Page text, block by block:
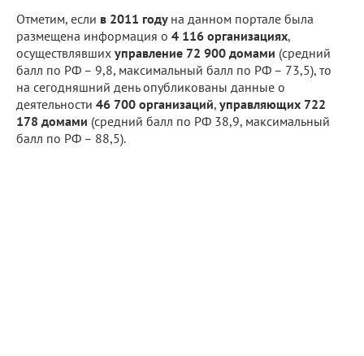
Отметим, если в 2011 году на данном портале была
размещена информация о 4 116 организациях,
осуществлявших управление 72 900 домами (средний
балл по РФ – 9,8, максимальный балл по РФ – 73,5), то
на сегодняшний день опубликованы данные о
деятельности 46 700 организаций, управляющих 722
178 домами (средний балл по РФ 38,9, максимальный
балл по РФ – 88,5).